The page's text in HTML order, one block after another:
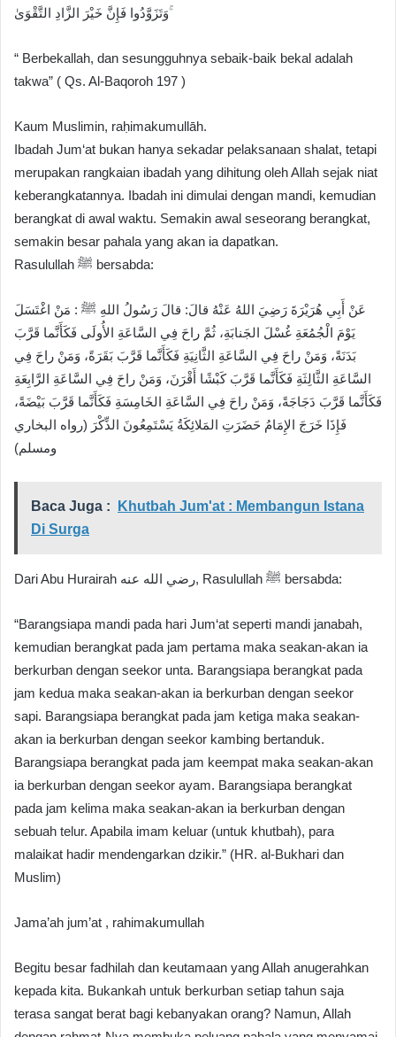
وَتَزَوَّدُوا فَإِنَّ خَيْرَ الزَّادِ التَّقْوَىٰ ۚ
“ Berbekallah, dan sesungguhnya sebaik-baik bekal adalah
takwa” ( Qs. Al-Baqoroh 197 )
Kaum Muslimin, raḥimakumullāh.
Ibadah Jum‘at bukan hanya sekadar pelaksanaan shalat, tetapi
merupakan rangkaian ibadah yang dihitung oleh Allah sejak niat
keberangkatannya. Ibadah ini dimulai dengan mandi, kemudian
berangkat di awal waktu. Semakin awal seseorang berangkat,
semakin besar pahala yang akan ia dapatkan.
Rasulullah ﷺ bersabda:
عَنْ أَبِي هُرَيْرَةَ رَضِيَ اللهُ عَنْهُ قالَ: قالَ رَسُولُ اللهِ ﷺ : مَنْ اغْتَسَلَ
يَوْمَ الْجُمُعَةِ غُسْلَ الجَنابَةِ، ثُمَّ راحَ فِي السَّاعَةِ الأُولَى فَكَأَنَّما قَرَّبَ
بَدَنَةً، وَمَنْ راحَ فِي السَّاعَةِ الثَّانِيَةِ فَكَأَنَّما قَرَّبَ بَقَرَةً، وَمَنْ راحَ فِي
السَّاعَةِ الثَّالِثَةِ فَكَأَنَّما قَرَّبَ كَبْشًا أَقْرَنَ، وَمَنْ راحَ فِي السَّاعَةِ الرَّابِعَةِ
فَكَأَنَّما قَرَّبَ دَجَاجَةً، وَمَنْ راحَ فِي السَّاعَةِ الخَامِسَةِ فَكَأَنَّما قَرَّبَ بَيْضَةً،
فَإِذَا خَرَجَ الإِمَامُ حَضَرَتِ المَلائِكَةُ يَسْتَمِعُونَ الذِّكْرَ (رواه البخاري
ومسلم)
Baca Juga :
Khutbah Jum'at : Membangun Istana
Di Surga
Dari Abu Hurairah رضي الله عنه, Rasulullah ﷺ bersabda:
“Barangsiapa mandi pada hari Jum‘at seperti mandi janabah,
kemudian berangkat pada jam pertama maka seakan-akan ia
berkurban dengan seekor unta. Barangsiapa berangkat pada
jam kedua maka seakan-akan ia berkurban dengan seekor
sapi. Barangsiapa berangkat pada jam ketiga maka seakan-
akan ia berkurban dengan seekor kambing bertanduk.
Barangsiapa berangkat pada jam keempat maka seakan-akan
ia berkurban dengan seekor ayam. Barangsiapa berangkat
pada jam kelima maka seakan-akan ia berkurban dengan
sebuah telur. Apabila imam keluar (untuk khutbah), para
malaikat hadir mendengarkan dzikir.” (HR. al-Bukhari dan
Muslim)
Jama’ah jum’at , rahimakumullah
Begitu besar fadhilah dan keutamaan yang Allah anugerahkan
kepada kita. Bukankah untuk berkurban setiap tahun saja
terasa sangat berat bagi kebanyakan orang? Namun, Allah